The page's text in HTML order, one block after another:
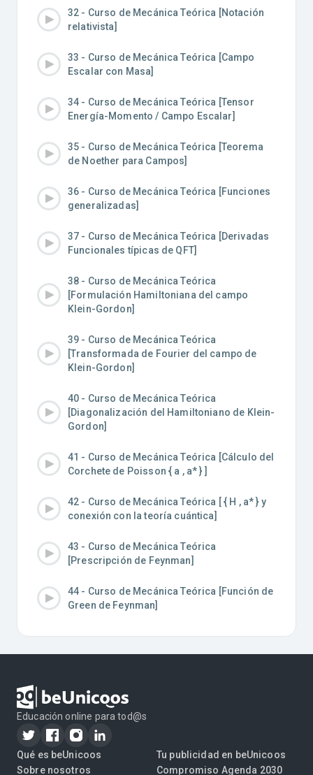
32 - Curso de Mecánica Teórica [Notación
relativista]
33 - Curso de Mecánica Teórica [Campo
Escalar con Masa]
34 - Curso de Mecánica Teórica [Tensor
Energía-Momento / Campo Escalar]
35 - Curso de Mecánica Teórica [Teorema
de Noether para Campos]
36 - Curso de Mecánica Teórica [Funciones
generalizadas]
37 - Curso de Mecánica Teórica [Derivadas
Funcionales típicas de QFT]
38 - Curso de Mecánica Teórica
[Formulación Hamiltoniana del campo
Klein-Gordon]
39 - Curso de Mecánica Teórica
[Transformada de Fourier del campo de
Klein-Gordon]
40 - Curso de Mecánica Teórica
[Diagonalización del Hamiltoniano de Klein-
Gordon]
41 - Curso de Mecánica Teórica [Cálculo del
Corchete de Poisson { a , a* } ]
42 - Curso de Mecánica Teórica [ { H , a* } y
conexión con la teoría cuántica]
43 - Curso de Mecánica Teórica
[Prescripción de Feynman]
44 - Curso de Mecánica Teórica [Función de
Green de Feynman]
Educación online para tod@s
Qué es beUnicoos
Sobre nosotros
Tu publicidad en beUnicoos
Compromiso Agenda 2030